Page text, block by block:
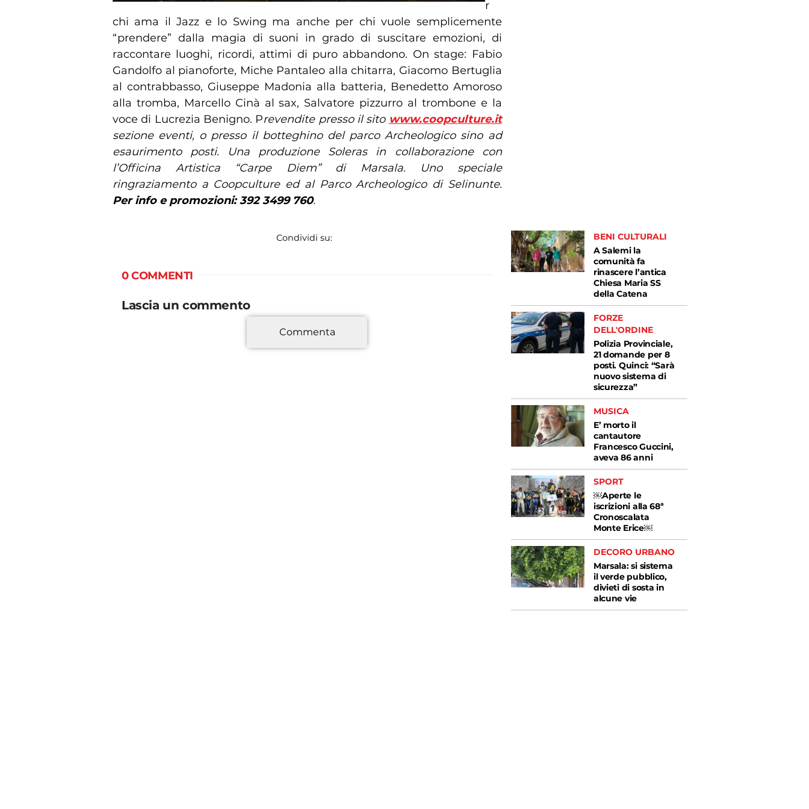
r
chi ama il Jazz e lo Swing ma anche per chi vuole semplicemente
“prendere” dalla magia di suoni in grado di suscitare emozioni, di
raccontare luoghi, ricordi, attimi di puro abbandono. On stage: Fabio
Gandolfo al pianoforte, Miche Pantaleo alla chitarra, Giacomo Bertuglia
al contrabbasso, Giuseppe Madonia alla batteria, Benedetto Amoroso
alla tromba, Marcello Cinà al sax, Salvatore pizzurro al trombone e la
voce di Lucrezia Benigno. Prevendite presso il sito www.coopculture.it
sezione eventi, o presso il botteghino del parco Archeologico sino ad
esaurimento posti. Una produzione Soleras in collaborazione con
l’Officina Artistica “Carpe Diem” di Marsala. Uno speciale
ringraziamento a Coopculture ed al Parco Archeologico di Selinunte.
Per info e promozioni: 392 3499 760.
Condividi su:
0 COMMENTI
Lascia un commento
Commenta
BENI CULTURALI
A Salemi la
comunità fa
rinascere l’antica
Chiesa Maria SS
della Catena
FORZE
DELL'ORDINE
Polizia Provinciale,
21 domande per 8
posti. Quinci: “Sarà
nuovo sistema di
sicurezza”
MUSICA
E’ morto il
cantautore
Francesco Guccini,
aveva 86 anni
SPORT
￼Aperte le
iscrizioni alla 68ª
Cronoscalata
Monte Erice￼
DECORO URBANO
Marsala: si sistema
il verde pubblico,
divieti di sosta in
alcune vie